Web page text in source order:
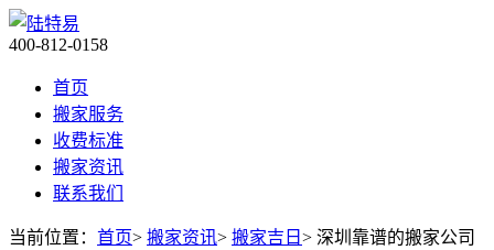
400-812-0158
首页
搬家服务
收费标准
搬家资讯
联系我们
当前位置： 首页> 搬家资讯> 搬家吉日 > 深圳靠谱的搬家公司